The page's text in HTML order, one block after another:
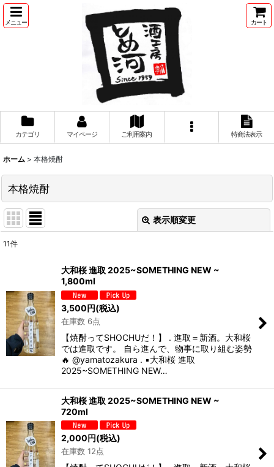
メニュー カート
カテゴリ マイページ ご利用案内 特商法表示
ホーム > 本格焼酎
本格焼酎
表示順変更
表示数:
並び順:
絞り込む
11件
大和桜 進取 2025~SOMETHING NEW ~
1,800ml
3,500円(税込)
在庫数 6点
【焼酎ってSHOCHUだ！】 . 進取＝新酒。大和桜
では進取です。 自ら進んで、物事に取り組む姿勢
🔥 @yamatozakura . ▪️大和桜 進取
2025~SOMETHING NEW…
大和桜 進取 2025~SOMETHING NEW ~
720ml
2,000円(税込)
在庫数 12点